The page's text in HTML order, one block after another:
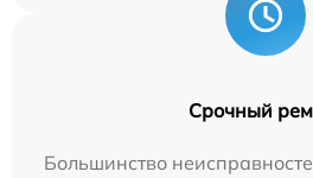
Срочный
Большинство